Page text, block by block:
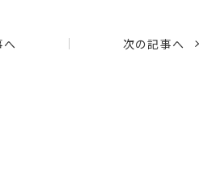
へ 次の記事へ